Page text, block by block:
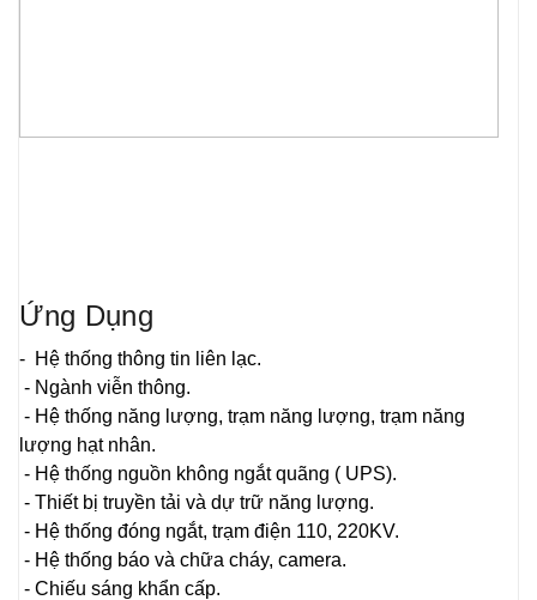
Ứng Dụng
- Hệ thống thông tin liên lạc.
- Ngành viễn thông.
- Hệ thống năng lượng, trạm năng lượng, trạm năng
lượng hạt nhân.
- Hệ thống nguồn không ngắt quãng ( UPS).
- Thiết bị truyền tải và dự trữ năng lượng.
- Hệ thống đóng ngắt, trạm điện 110, 220KV.
- Hệ thống báo và chữa cháy, camera.
- Chiếu sáng khẩn cấp.